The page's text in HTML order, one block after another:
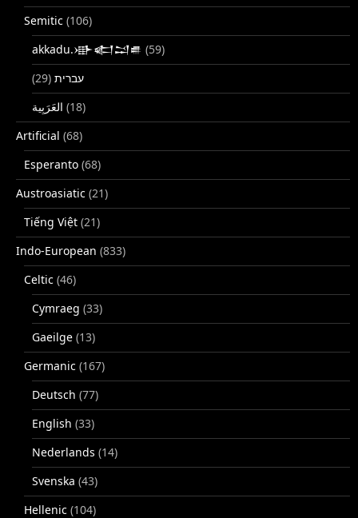
Semitic (106)
akkadu.𒀝𒅗𒁺𒌑 (59)
עברית (29)
(18)
Artificial (68)
Esperanto (68)
Austroasiatic (21)
Tiếng Việt (21)
Indo-European (833)
Celtic (46)
Cymraeg (33)
Gaeilge (13)
Germanic (167)
Deutsch (77)
English (33)
Nederlands (14)
Svenska (43)
Hellenic (104)